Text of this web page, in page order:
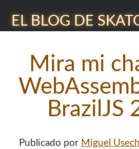
EL BLOG DE
lateral
Mira mi
BrazilJS
Publicado por Miguel